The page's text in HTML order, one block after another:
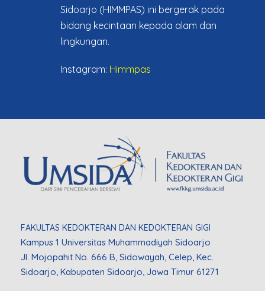
Sidoarjo (HIMMPAS) ini bergerak pada
bidang kecintaan kepada alam dan
lingkungan.
Instagram: Himmpas
FAKULTAS KEDOKTERAN DAN KEDOKTERAN GIGI
Kampus 1 Universitas Muhammadiyah Sidoarjo
Jl. Mojopahit No. 666 B, Sidowayah, Celep, Kec.
Sidoarjo, Kabupaten Sidoarjo, Jawa Timur 61271